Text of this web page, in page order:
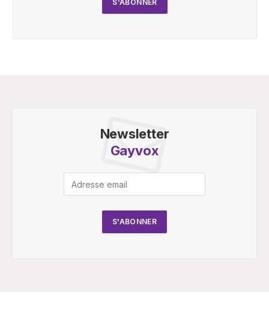
Newsletter
Gayvox